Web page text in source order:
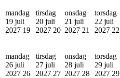
mandag
19 juli
2027 19
tirsdag
20 juli
2027 20
onsdag
21 juli
2027 21
torsdag
22 juli
2027 22
mandag
26 juli
2027 26
tirsdag
27 juli
2027 27
onsdag
28 juli
2027 28
torsdag
29 juli
2027 29